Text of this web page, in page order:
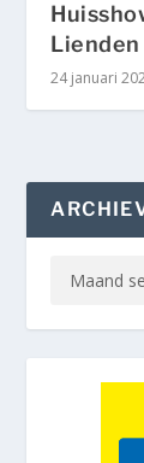
Lienden
24 januari